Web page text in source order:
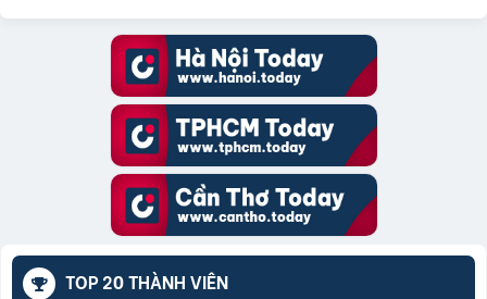
TOP 20 THÀNH VIÊN